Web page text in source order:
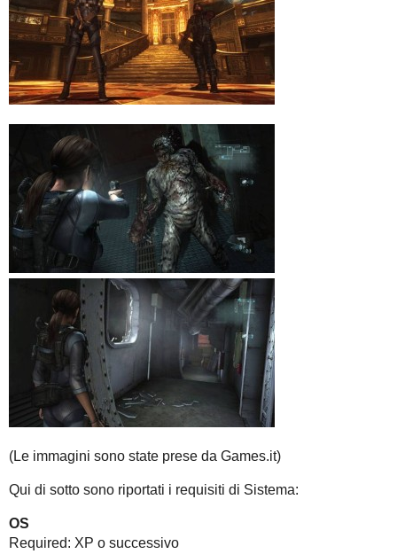
(Le immagini sono state prese da Games.it)
Qui di sotto sono riportati i requisiti di Sistema:
OS
Required: XP o successivo